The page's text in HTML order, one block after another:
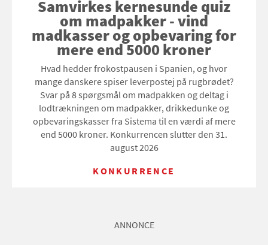
Samvirkes kernesunde quiz
om madpakker - vind
madkasser og opbevaring for
mere end 5000 kroner
Hvad hedder frokostpausen i Spanien, og hvor
mange danskere spiser leverpostej på rugbrødet?
Svar på 8 spørgsmål om madpakken og deltag i
lodtrækningen om madpakker, drikkedunke og
opbevaringskasser fra Sistema til en værdi af mere
end 5000 kroner. Konkurrencen slutter den 31.
august 2026
KONKURRENCE
ANNONCE